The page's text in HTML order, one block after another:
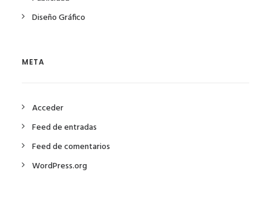
Diseño Gráfico
META
Acceder
Feed de entradas
Feed de comentarios
WordPress.org